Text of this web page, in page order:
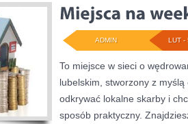
LUT -
ADMIN
To miejsce w sieci o
lubelskim, stworzony z
odkrywać lokalne skarby i
sposób praktyczny.